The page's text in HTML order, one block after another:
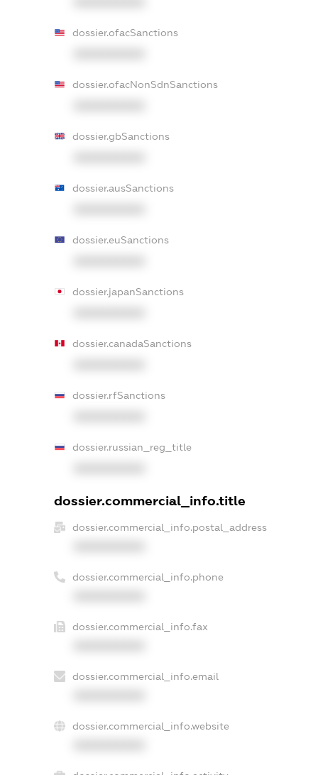
dossier.ofacSanctions
dossier.ofacNonSdnSanctions
dossier.gbSanctions
dossier.ausSanctions
dossier.euSanctions
dossier.japanSanctions
dossier.canadaSanctions
dossier.rfSanctions
dossier.russian_reg_title
dossier.commercial_info.title
dossier.commercial_info.postal_address
dossier.commercial_info.phone
dossier.commercial_info.fax
dossier.commercial_info.email
dossier.commercial_info.website